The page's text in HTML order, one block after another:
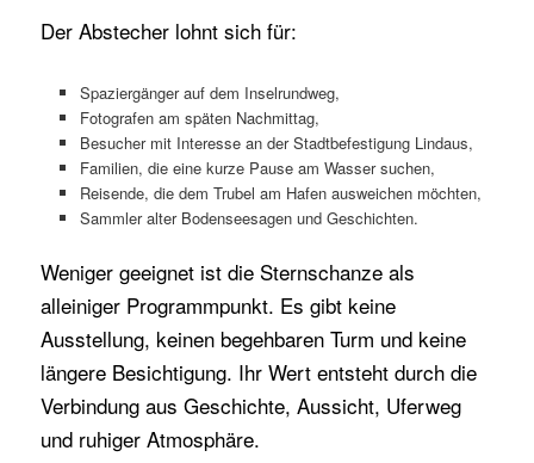
Der Abstecher lohnt sich für:
Spaziergänger auf dem Inselrundweg,
Fotografen am späten Nachmittag,
Besucher mit Interesse an der Stadtbefestigung Lindaus,
Familien, die eine kurze Pause am Wasser suchen,
Reisende, die dem Trubel am Hafen ausweichen möchten,
Sammler alter Bodenseesagen und Geschichten.
Weniger geeignet ist die Sternschanze als
alleiniger Programmpunkt. Es gibt keine
Ausstellung, keinen begehbaren Turm und keine
längere Besichtigung. Ihr Wert entsteht durch die
Verbindung aus Geschichte, Aussicht, Uferweg
und ruhiger Atmosphäre.